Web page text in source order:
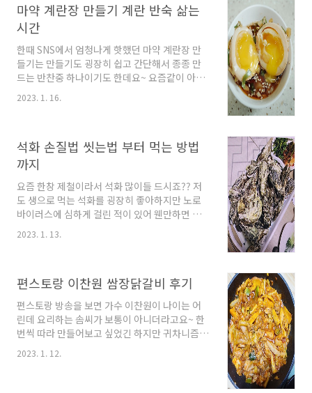
고 온 고기와 마찬가지로 냉동되어 있는 고기도
실온에 꺼내어 해동시켜 준 다음 찬물에 담가 핏
물을 빼줍니다. 핏물을 빼줘야 잡냄새가 나지 않
기 때문에 30분에서 1시간 간격으로 깨끗한 물로
갈아주며 맑은 물이 보일 때까지 핏물을 빼주세
요. 2. 돼지갈비찜 양념 만들기 고기핏물을 빼주
는 과정에서 시간이 많이 남으니 갈비찜 양념을
마약 계란장 만들기 계란 반숙 삶는
시간
한때 SNS에서 엄청나게 핫했던 마약 계란장 만
들기는 만들기도 굉장히 쉽고 간단해서 종종 만
드는 반찬중 하나이기도 한데요~ 요즘같이 아이
들 방학 때 만들어두면 밥반찬으로 먹기에도 딱
좋기 때문에 오늘은 너무 쉬운 마약 계란장 만들
시간 마약 계란장은 메인 재료가 계란이기도 하
고, 반숙으로 만들었을때 더 맛있기 때문에 계란
삶는 방법이 가장 중요한데요~ 냉장고에서 바로
꺼내 삶게 되면 너무 차가운 계란이 삶는 도중 터
져버릴 수도 있기 때문에 찬물과 처음부터 함께
넣어서 삶거나 계란을 실온에 30분 정도 꺼내놨
다가 삶는 것이 가장 좋습니다. 계란을 삶을땐 소
2023. 1. 16.
석화 손질법 씻는법 부터 먹는 방법
까지
요즘 한창 제철이라서 석화 많이들 드시죠?? 저
도 생으로 먹는 석화를 굉장히 좋아하지만 노로
바이러스에 심하게 걸린 적이 있어 웬만하면 찜
으로 먹으려고 하는 편인데요~ 손질하는 게 귀찮
기는 하지만 수산시장에서 직접 사다 먹으면 훨
는 방법까지 알려드리겠습니다. 석화 씻는법과
손질법 석화는 껍질 자체가 날카로워 손질하다가
손에 상처가 날 수도 있기 때문에 꼭!! 고무장갑
을 끼고 씻는 걸 추천드립니다. 커다란 대야에 사
온 석화를 모두 쏟아붓고 하나하나 칫솔질을 해
가면서 석화 표면을 깨끗하게 닦아내듯 씻어줍니
2023. 1. 13.
편스토랑 이찬원 쌈장닭갈비 후기
편스토랑 방송을 보면 가수 이찬원이 나이는 어
린데 요리하는 솜씨가 보통이 아니더라고요~ 한
번씩 따라 만들어보고 싶었긴 하지만 귀차니즘이
한창 올라올 때쯤 편스토랑 이찬원 쌈장닭갈비
밀키트가 눈에 띄길래 한번 사 먹어봤습니다. 오
2023. 1. 12.